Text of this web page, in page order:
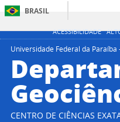
ACESSIBILIDADE
BRASIL
Universidade Federal da Paraíba
CENTRO DE CIÊNCIAS